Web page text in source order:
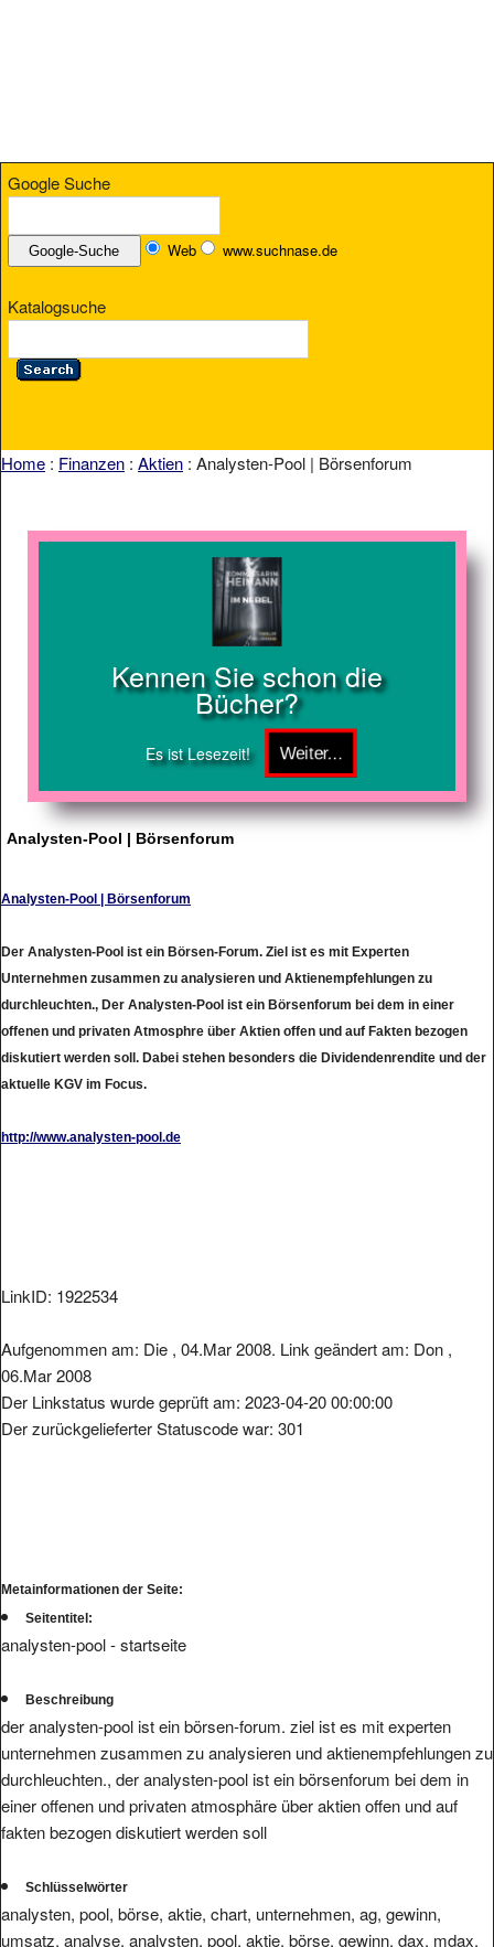
Google Suche
Web www.suchnase.de
Katalogsuche
Home : Finanzen : Aktien : Analysten-Pool | Börsenforum
Kennen Sie schon die
Bücher?
Es ist Lesezeit!
Analysten-Pool | Börsenforum
Analysten-Pool | Börsenforum
Der Analysten-Pool ist ein Börsen-Forum. Ziel ist es mit Experten
Unternehmen zusammen zu analysieren und Aktienempfehlungen zu
durchleuchten., Der Analysten-Pool ist ein Börsenforum bei dem in einer
offenen und privaten Atmosphre über Aktien offen und auf Fakten bezogen
diskutiert werden soll. Dabei stehen besonders die Dividendenrendite und der
aktuelle KGV im Focus.
http://www.analysten-pool.de
LinkID: 1922534
Aufgenommen am: Die , 04.Mar 2008. Link geändert am: Don ,
06.Mar 2008
Der Linkstatus wurde geprüft am: 2023-04-20 00:00:00
Der zurückgelieferter Statuscode war: 301
Metainformationen der Seite:
Seitentitel:
analysten-pool - startseite
Beschreibung
der analysten-pool ist ein börsen-forum. ziel ist es mit experten
unternehmen zusammen zu analysieren und aktienempfehlungen zu
durchleuchten., der analysten-pool ist ein börsenforum bei dem in
einer offenen und privaten atmosphäre über aktien offen und auf
fakten bezogen diskutiert werden soll
Schlüsselwörter
analysten, pool, börse, aktie, chart, unternehmen, ag, gewinn,
umsatz, analyse, analysten, pool, aktie, börse, gewinn, dax, mdax,